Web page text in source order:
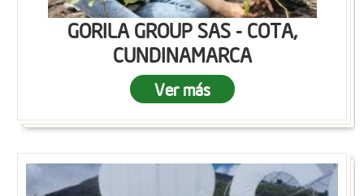
GORILA GROUP SAS - COTA,
CUNDINAMARCA
Ver más